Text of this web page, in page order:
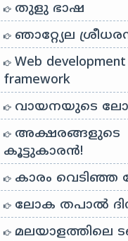
തുളു ഭാഷ
ഞാറ്റ്യേല
Web development
framework
വായനയുടെ
അക്ഷരങ്ങളുടെ
കൂട്ടുകാരൻ!
കാരം വെടിഞ്ഞ
ലോക തപാൽ
മലയാളത്തിലെ